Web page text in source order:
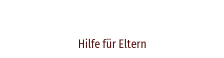
Hilfe für Eltern